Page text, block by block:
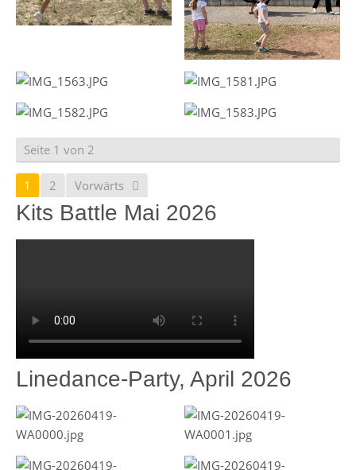
Seite 1 von 2
1 2 Vorwärts
Kits Battle Mai 2026
Linedance-Party, April 2026